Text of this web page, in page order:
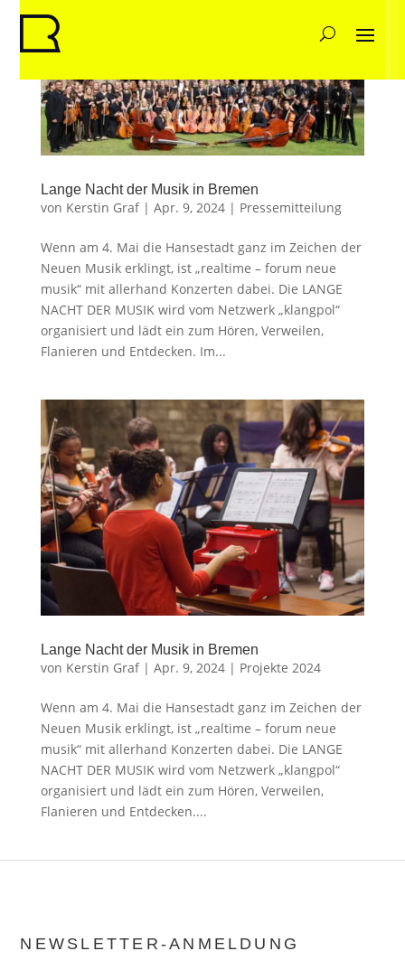
Lange Nacht der Musik in Bremen
von Kerstin Graf| Apr. 9, 2024| Pressemitteilung
Wenn am 4. Mai die Hansestadt ganz im Zeichen der
Neuen Musik erklingt, ist „realtime – forum neue
musik“ mit allerhand Konzerten dabei. Die LANGE
NACHT DER MUSIK wird vom Netzwerk „klangpol“
organisiert und lädt ein zum Hören, Verweilen,
Flanieren und Entdecken. Im...
Lange Nacht der Musik in Bremen
von Kerstin Graf| Apr. 9, 2024| Projekte 2024
Wenn am 4. Mai die Hansestadt ganz im Zeichen der
Neuen Musik erklingt, ist „realtime – forum neue
musik“ mit allerhand Konzerten dabei. Die LANGE
NACHT DER MUSIK wird vom Netzwerk „klangpol“
organisiert und lädt ein zum Hören, Verweilen,
Flanieren und Entdecken....
NEWSLETTER-ANMELDUNG